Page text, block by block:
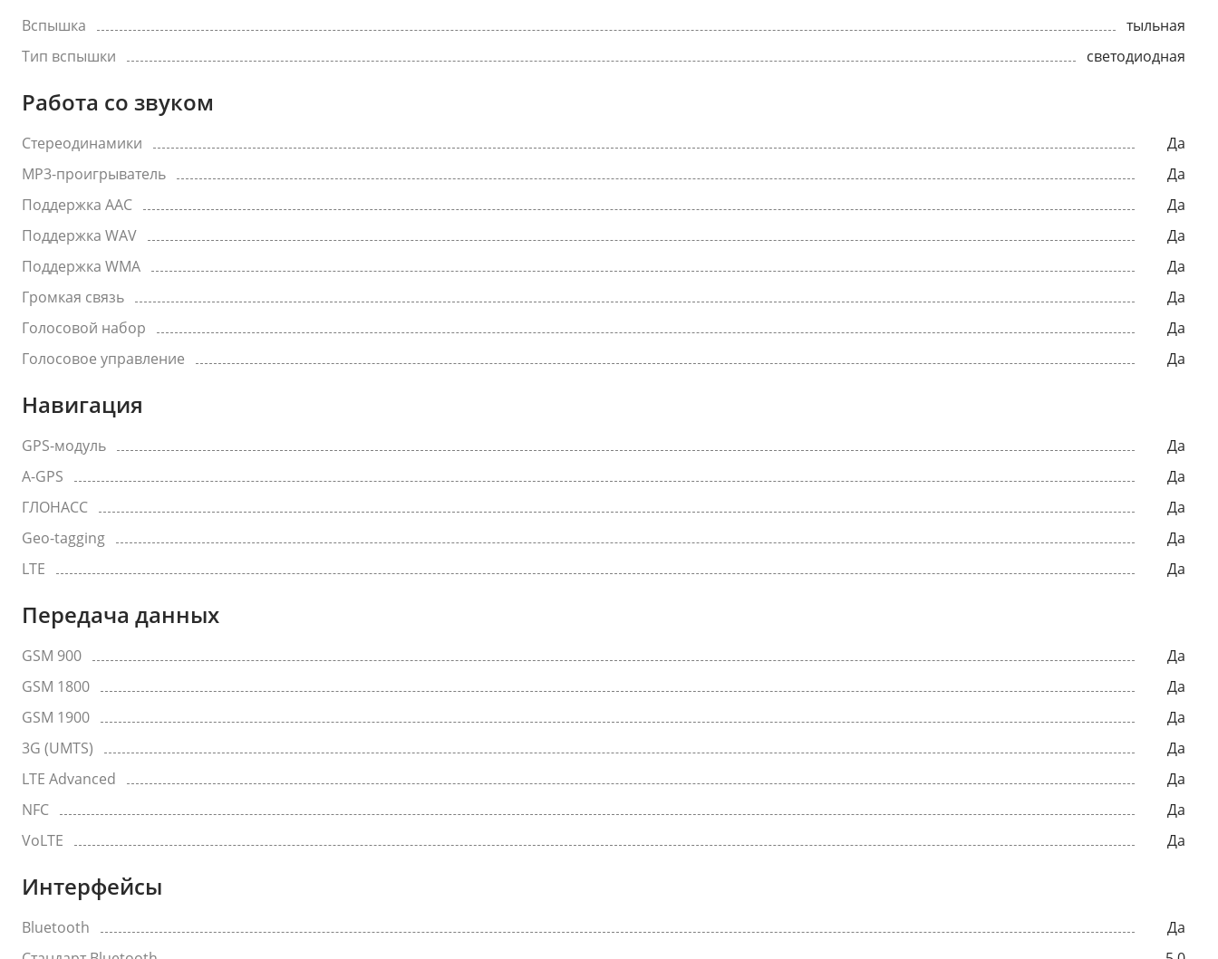
Вспышка
тыльная
Тип вспышки
светодиодная
Работа со звуком
Стереодинамики
Да
MP3-проигрыватель
Да
Поддержка AAC
Да
Поддержка WAV
Да
Поддержка WMA
Да
Громкая связь
Да
Голосовой набор
Да
Голосовое управление
Да
Навигация
GPS-модуль
Да
A-GPS
Да
ГЛОНАСС
Да
Geo-tagging
Да
LTE
Да
Передача данных
GSM 900
Да
GSM 1800
Да
GSM 1900
Да
3G (UMTS)
Да
LTE Advanced
Да
NFC
Да
VoLTE
Да
Интерфейсы
Bluetooth
Да